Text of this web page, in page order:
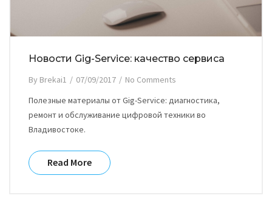
Новости Gig-Service: качество сервиса
By Brekai1 / 07/09/2017 / No Comments
Полезные материалы от Gig-Service: диагностика,
ремонт и обслуживание цифровой техники во
Владивостоке.
Read More